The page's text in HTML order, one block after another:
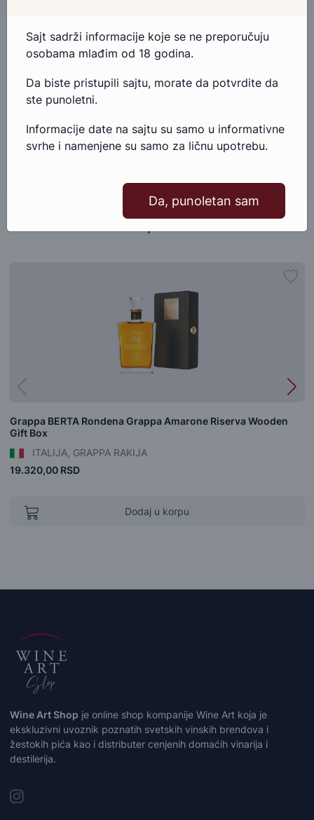
Pošaljite email
Kontakt telefonom
Grappa BERTA Rondena Grappa Amarone Riserva Wooden
Gift Box
ITALIJA, GRAPPA RAKIJA
19.320,00 RSD
Dodaj u korpu
Wine Art Shop je online shop kompanije Wine Art koja je
ekskluzivni uvoznik poznatih svetskih vinskih brendova i
žestokih pića kao i distributer cenjenih domaćih vinarija i
destilerija.
Sajt sadrži informacije koje se ne preporučuju
osobama mlađim od 18 godina.
Da biste pristupili sajtu, morate da potvrdite da
ste punoletni.
Informacije date na sajtu su samo u informativne
svrhe i namenjene su samo za ličnu upotrebu.
Da, punoletan sam